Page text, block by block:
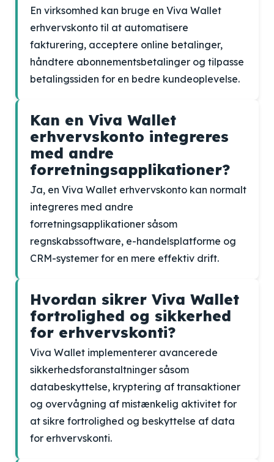
En virksomhed kan bruge en Viva Wallet
erhvervskonto til at automatisere
fakturering, acceptere online betalinger,
håndtere abonnementsbetalinger og tilpasse
betalingssiden for en bedre kundeoplevelse.
Kan en Viva Wallet
erhvervskonto integreres
med andre
forretningsapplikationer?
Ja, en Viva Wallet erhvervskonto kan normalt
integreres med andre
forretningsapplikationer såsom
regnskabssoftware, e-handelsplatforme og
CRM-systemer for en mere effektiv drift.
Hvordan sikrer Viva Wallet
fortrolighed og sikkerhed
for erhvervskonti?
Viva Wallet implementerer avancerede
sikkerhedsforanstaltninger såsom
databeskyttelse, kryptering af transaktioner
og overvågning af mistænkelig aktivitet for
at sikre fortrolighed og beskyttelse af data
for erhvervskonti.